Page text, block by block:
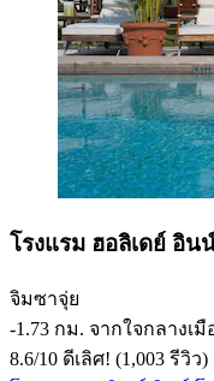
โรงแรม ฮอลิเดย์ อิน
จิมซาจุ่ย
‐1.73 กม. จากใจกลางเมื
8.6/10 ดีเลิศ! (1,003 รีวิว)